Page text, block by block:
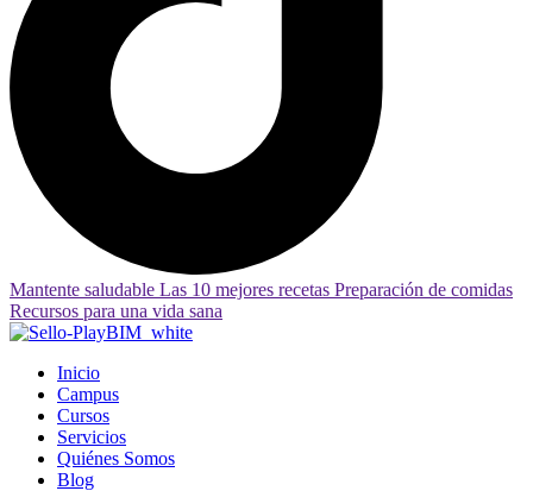
Mantente saludable Las 10 mejores recetas Preparación de comidas
Recursos para una vida sana
Inicio
Campus
Cursos
Servicios
Quiénes Somos
Blog